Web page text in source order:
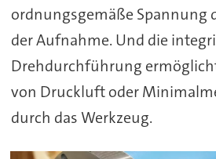
ordnungsgemäße Spannung
der Aufnahme. Und die
Drehdurchführung
von Druckluft oder
durch das Werkzeug.